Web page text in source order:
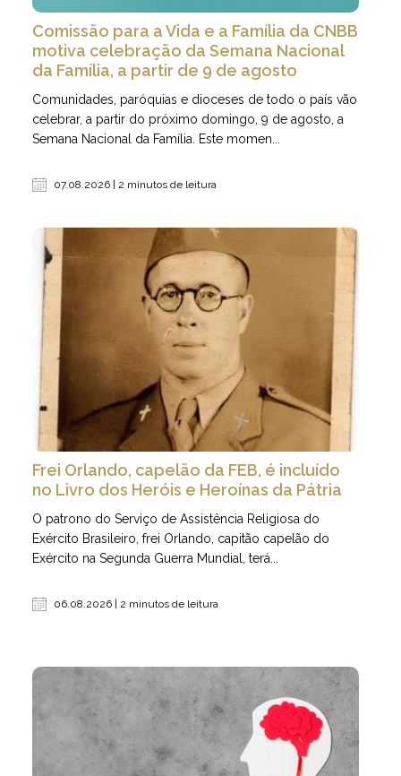
Comissão para a Vida e a Família da CNBB
motiva celebração da Semana Nacional
da Família, a partir de 9 de agosto
Comunidades, paróquias e dioceses de todo o país vão
celebrar, a partir do próximo domingo, 9 de agosto, a
Semana Nacional da Família. Este momen...
07.08.2026 | 2 minutos de leitura
Frei Orlando, capelão da FEB, é incluído
no Livro dos Heróis e Heroínas da Pátria
O patrono do Serviço de Assistência Religiosa do
Exército Brasileiro, frei Orlando, capitão capelão do
Exército na Segunda Guerra Mundial, terá...
06.08.2026 | 2 minutos de leitura